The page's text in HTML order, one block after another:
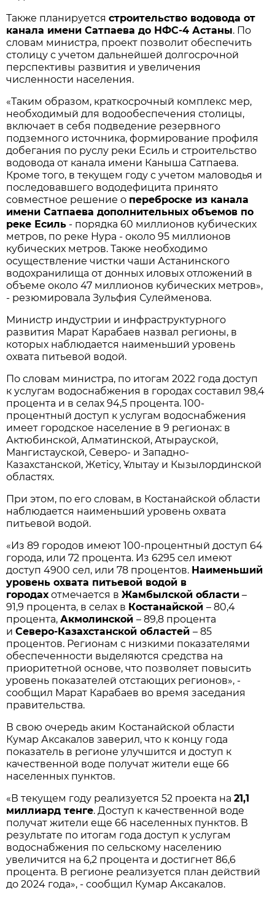
Также планируетсястроительство водовода от
канала имени Сатпаева до НФС-4 Астаны. По
словам министра, проект позволит обеспечить
столицу с учетом дальнейшей долгосрочной
перспективы развития и увеличения
численности населения.
«Таким образом, краткосрочный комплекс мер,
необходимый для водообеспечения столицы,
включает в себя подведение резервного
подземного источника, формирование профиля
добегания по руслу реки Есиль и строительство
водовода от канала имени Каныша Сатпаева.
Кроме того, в текущем году с учетом маловодья и
последовавшего вододефицита принято
совместное решение о переброске из канала
имени Сатпаева дополнительных объемов по
реке Есиль - порядка 60 миллионов кубических
метров, по реке Нура - около 95 миллионов
кубических метров. Также необходимо
осуществление чистки чаши Астанинского
водохранилища от донных иловых отложений в
объеме около 47 миллионов кубических метров»,
- резюмировала Зульфия Сулейменова.
Министр индустрии и инфраструктурного
развития Марат Карабаев назвал регионы, в
которых наблюдается наименьший уровень
охвата питьевой водой.
По словам министра, по итогам 2022 года доступ
к услугам водоснабжения в городах составил 98,4
процента и в селах 94,5 процента. 100-
процентный доступ к услугам водоснабжения
имеет городское население в 9 регионах: в
Актюбинской, Алматинской, Атырауской,
Мангистауской, Северо- и Западно-
Казахстанской, Жетісу, Ұлытау и Кызылординской
областях.
При этом, по его словам, в Костанайской области
наблюдается наименьший уровень охвата
питьевой водой.
«Из 89 городов имеют 100-процентный доступ 64
города, или 72 процента. Из 6295 сел имеют
доступ 4900 сел, или 78 процентов. Наименьший
уровень охвата питьевой водой в
городахотмечается вЖамбылской области –
91,9 процента, в селах в Костанайской– 80,4
процента,Акмолинской– 89,8 процента
иСеверо-Казахстанской областей– 85
процентов. Регионам с низкими показателями
обеспеченности выделяются средства на
приоритетной основе, что позволяет повысить
уровень показателей отстающих регионов», -
сообщил Марат Карабаев во время заседания
правительства.
В свою очередь аким Костанайской области
Кумар Аксакалов заверил, что к концу года
показатель в регионе улучшится и доступ к
качественной воде получат жители еще 66
населенных пунктов.
«В текущем году реализуется 52 проекта на21,1
миллиард тенге. Доступ к качественной воде
получат жители еще 66 населенных пунктов. В
результате по итогам года доступ к услугам
водоснабжения по сельскому населению
увеличится на 6,2 процента и достигнет 86,6
процента. В регионе реализуется план действий
до 2024 года», - сообщил Кумар Аксакалов.